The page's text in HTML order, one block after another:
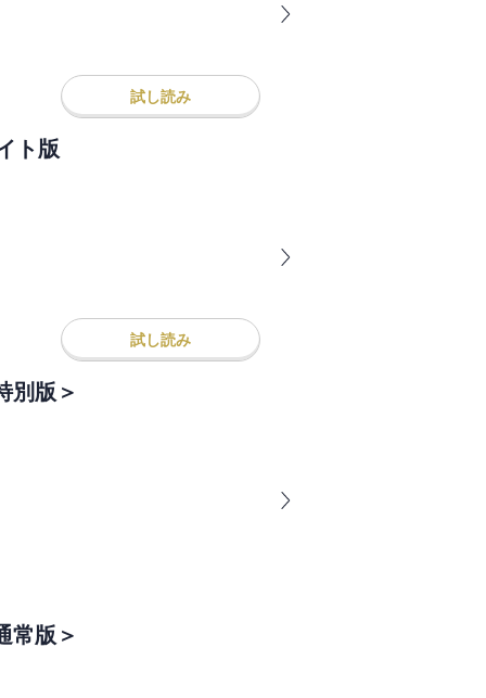
試し読み
ァーズvol.48 ライト版
試し読み
別版＞
常版＞